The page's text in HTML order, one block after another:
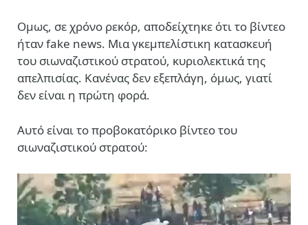
Ομως, σε χρόνο ρεκόρ, αποδείχτηκε ότι το βίντεο
ήταν fake news. Μια γκεμπελίστικη κατασκευή
του σιωναζιστικού στρατού, κυριολεκτικά της
απελπισίας. Κανένας δεν εξεπλάγη, όμως, γιατί
δεν είναι η πρώτη φορά.
Αυτό είναι το προβοκατόρικο βίντεο του
σιωναζιστικού στρατού:
Πρόγραμμα
Αναπαραγωγής
Βίντεο